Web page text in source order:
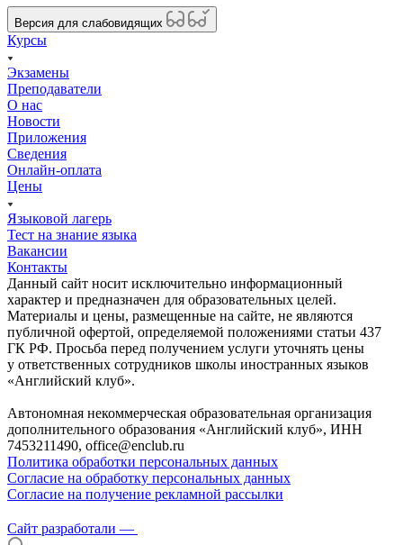
Версия для слабовидящих
Курсы
Экзамены
Преподаватели
О нас
Новости
Приложения
Сведения
Онлайн-оплата
Цены
Языковой лагерь
Тест на знание языка
Вакансии
Контакты
Данный сайт носит исключительно информационный
характер и предназначен для образовательных целей.
Материалы и цены, размещенные на сайте, не являются
публичной офертой, определяемой положениями статьи 437
ГК РФ. Просьба перед получением услуги уточнять цены
у ответственных сотрудников школы иностранных языков
«Английский клуб».
Автономная некоммерческая образовательная организация
дополнительного образования «Английский клуб», ИНН
7453211490, office@enclub.ru
Политика обработки персональных данных
Согласие на обработку персональных данных
Согласие на получение рекламной рассылки
Сайт разработали —